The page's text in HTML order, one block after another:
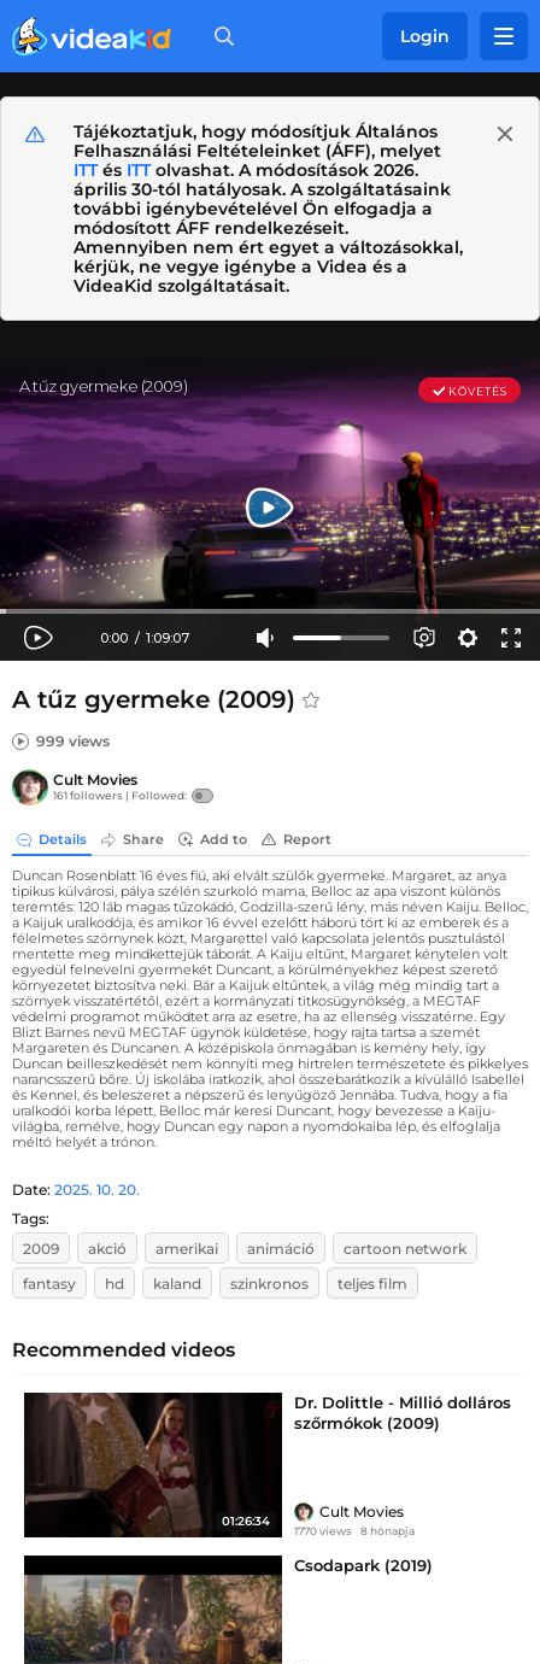
Login
Tájékoztatjuk, hogy módosítjuk Általános
Felhasználási Feltételeinket (ÁFF), melyet
ITTés ITTolvashat. A módosítások 2026.
április 30-tól hatályosak. A szolgáltatásaink
további igénybevételével Ön elfogadja a
módosított ÁFF rendelkezéseit.
Amennyiben nem ért egyet a változásokkal,
kérjük, ne vegye igénybe a Videa és a
VideaKid szolgáltatásait.
A tűz gyermeke (2009)
999 views
Cult Movies
161 followers | Followed:
Details Share Add to Report
Duncan Rosenblatt 16 éves fiú, aki elvált szülők gyermeke. Margaret, az anya
tipikus külvárosi, pálya szélén szurkoló mama, Belloc az apa viszont különös
teremtés: 120 láb magas tűzokádó, Godzilla-szerű lény, más néven Kaiju. Belloc,
a Kaijuk uralkodója, és amikor 16 évvel ezelőtt háború tört ki az emberek és a
félelmetes szörnynek közt, Margarettel való kapcsolata jelentős pusztulástól
mentette meg mindkettejük táborát. A Kaiju eltűnt, Margaret kénytelen volt
egyedül felnevelni gyermekét Duncant, a körülményekhez képest szerető
környezetet biztosítva neki. Bár a Kaijuk eltűntek, a világ még mindig tart a
szörnyek visszatértétől, ezért a kormányzati titkosügynökség, a MEGTAF
védelmi programot működtet arra az esetre, ha az ellenség visszatérne. Egy
Blizt Barnes nevű MEGTAF ügynök küldetése, hogy rajta tartsa a szemét
Margareten és Duncanen. A középiskola önmagában is kemény hely, így
Duncan beilleszkedését nem könnyíti meg hirtrelen természetete és pikkelyes
narancsszerű bőre. Új iskolába iratkozik, ahol összebarátkozik a kívülálló Isabellel
és Kennel, és beleszeret a népszerű és lenyűgöző Jennába. Tudva, hogy a fia
uralkodói korba lépett, Belloc már keresi Duncant, hogy bevezesse a Kaiju-
világba, remélve, hogy Duncan egy napon a nyomdokaiba lép, és elfoglalja
méltó helyét a trónon.
Date: 2025. 10. 20.
Tags:
2009
akció amerikai animáció
cartoon network
fantasy
hd kaland szinkronos teljes film
Recommended videos
01:26:34
Dr. Dolittle - Millió dolláros
szőrmókok (2009)
Cult Movies
1770 views 8 hónapja
Csodapark (2019)